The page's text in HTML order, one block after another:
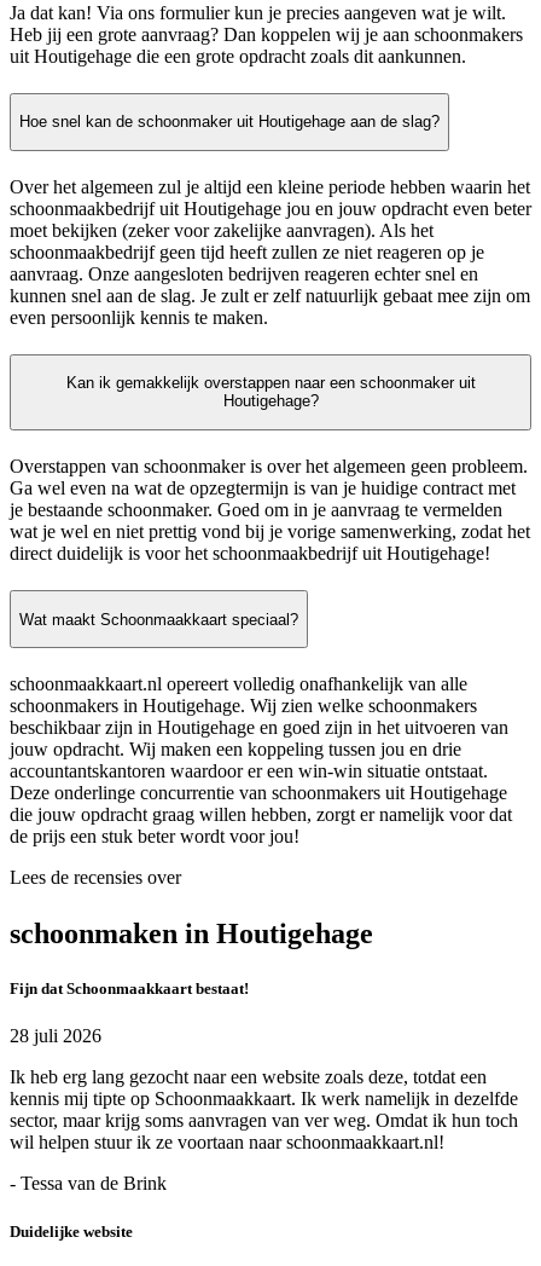
Ja dat kan! Via ons formulier kun je precies aangeven wat je wilt.
Heb jij een grote aanvraag? Dan koppelen wij je aan schoonmakers
uit Houtigehage die een grote opdracht zoals dit aankunnen.
Hoe snel kan de schoonmaker uit Houtigehage aan de slag?
Over het algemeen zul je altijd een kleine periode hebben waarin het
schoonmaakbedrijf uit Houtigehage jou en jouw opdracht even beter
moet bekijken (zeker voor zakelijke aanvragen). Als het
schoonmaakbedrijf geen tijd heeft zullen ze niet reageren op je
aanvraag. Onze aangesloten bedrijven reageren echter snel en
kunnen snel aan de slag. Je zult er zelf natuurlijk gebaat mee zijn om
even persoonlijk kennis te maken.
Kan ik gemakkelijk overstappen naar een schoonmaker uit
Houtigehage?
Overstappen van schoonmaker is over het algemeen geen probleem.
Ga wel even na wat de opzegtermijn is van je huidige contract met
je bestaande schoonmaker. Goed om in je aanvraag te vermelden
wat je wel en niet prettig vond bij je vorige samenwerking, zodat het
direct duidelijk is voor het schoonmaakbedrijf uit Houtigehage!
Wat maakt Schoonmaakkaart speciaal?
schoonmaakkaart.nl opereert volledig onafhankelijk van alle
schoonmakers in Houtigehage. Wij zien welke schoonmakers
beschikbaar zijn in Houtigehage en goed zijn in het uitvoeren van
jouw opdracht. Wij maken een koppeling tussen jou en drie
accountantskantoren waardoor er een win-win situatie ontstaat.
Deze onderlinge concurrentie van schoonmakers uit Houtigehage
die jouw opdracht graag willen hebben, zorgt er namelijk voor dat
de prijs een stuk beter wordt voor jou!
Lees de recensies over
schoonmaken in Houtigehage
Fijn dat Schoonmaakkaart bestaat!
28 juli 2026
Ik heb erg lang gezocht naar een website zoals deze, totdat een
kennis mij tipte op Schoonmaakkaart. Ik werk namelijk in dezelfde
sector, maar krijg soms aanvragen van ver weg. Omdat ik hun toch
wil helpen stuur ik ze voortaan naar schoonmaakkaart.nl!
- Tessa van de Brink
Duidelijke website